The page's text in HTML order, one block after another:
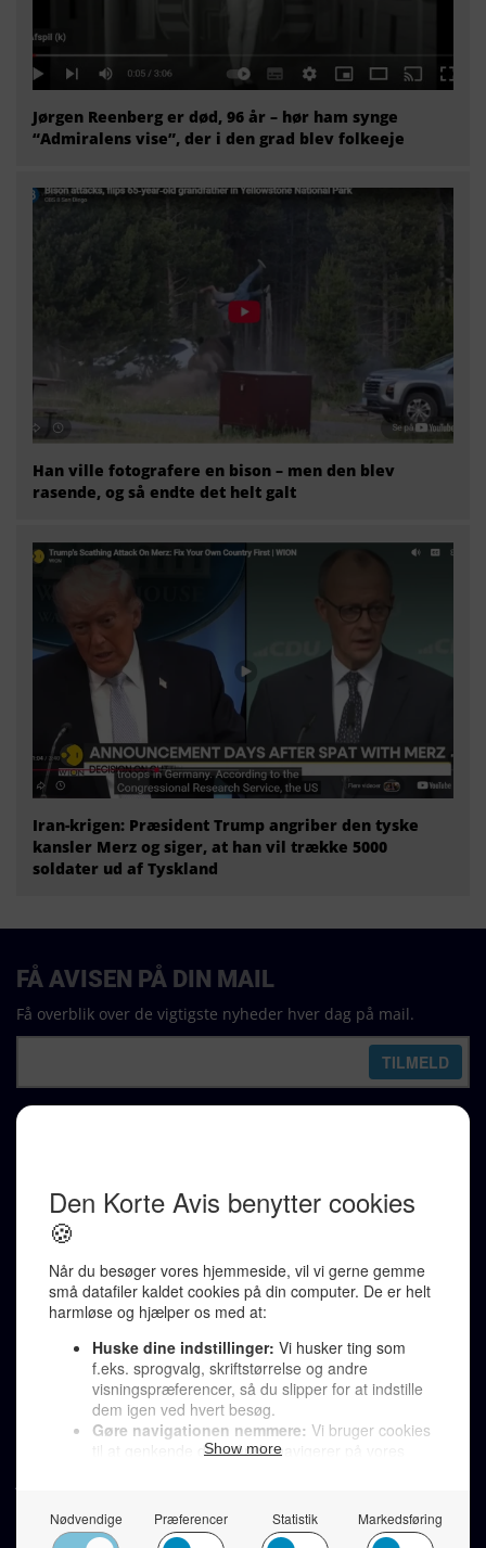
Jørgen Reenberg er død, 96 år – hør ham synge
“Admiralens vise”, der i den grad blev folkeeje
Han ville fotografere en bison – men den blev
rasende, og så endte det helt galt
Iran-krigen: Præsident Trump angriber den tyske
kansler Merz og siger, at han vil trække 5000
soldater ud af Tyskland
Karen Jespersen
Redaktionen kontaktes via mail til
redaktion@denkorteavis.dk
Telefonsvarer 20 30 10 96
Von Ostensgade 22, 2791 Dragør
LINKS
Tidligere aviser >
Støt Den Korte Avis >
Send et læserbrev >
FÅ AVISEN PÅ DIN MAIL
Få overblik over de vigtigste nyheder hver dag på mail.